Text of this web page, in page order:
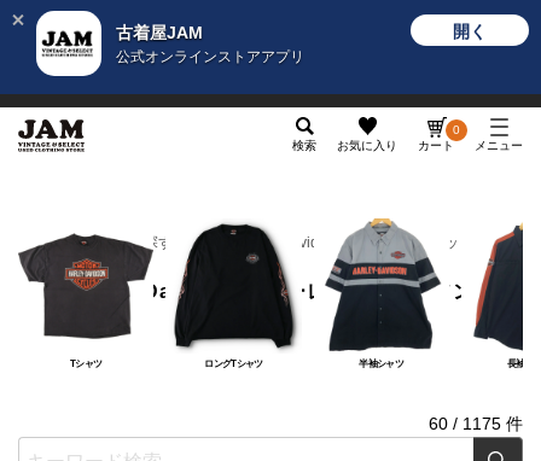
古着屋JAM
公式オンラインストアアプリ
開く
検索 お気に入り カート
0
メニュー
ブランドから探す H Harley-Davidson／ハーレーダビッドソン
Harley-Davidson／ハーレーダビッドソン
Tシャツ ロングTシャツ 半袖シャツ 長袖シ
60 / 1175 件